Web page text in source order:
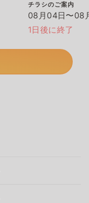
チラシのご案内
08月04日〜08
1日後に終了